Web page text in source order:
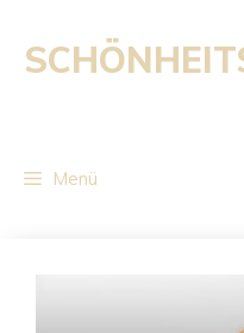
Inhalt
springen
Menü